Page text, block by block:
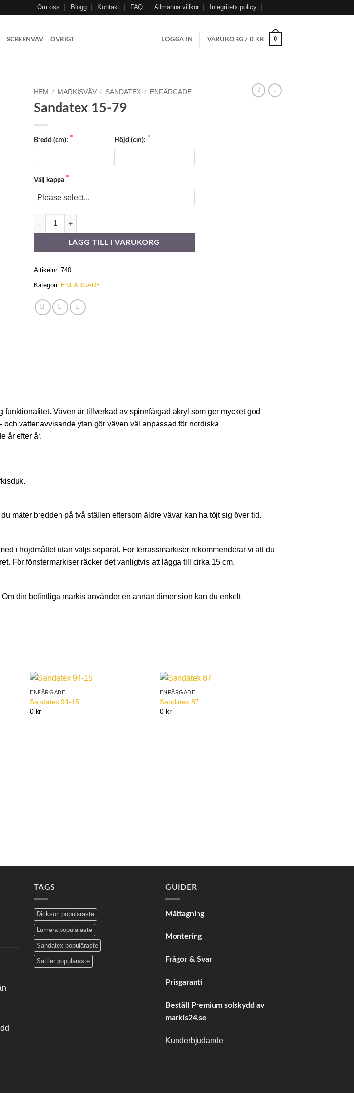
Om oss Blogg Kontakt FAQ Allmänna villkor Integritets policy
SCREENVÄV ÖVRIGT LOGGA IN VARUKORG / 0 KR 0
HEM / MARKISVÄV / SANDATEX / ENFÄRGADE
Sandatex 15-79
Bredd (cm): Höjd (cm):
Välj kappa
Sandatex 15-79 mängd
LÄGG TILL I VARUKORG
Artikelnr: 740
Kategori: ENFÄRGADE
Väven är tillverkad av spinnfärgad akryl som ger mycket god
vattenavvisande ytan gör väven väl anpassad för nordiska
år efter år.
mäter bredden på två ställen eftersom äldre vävar kan ha töjt sig över tid.
i höjdmåttet utan väljs separat. För terrassmarkiser rekommenderar vi att du
För fönstermarkiser räcker det vanligtvis att lägga till cirka 15 cm.
din befintliga markis använder en annan dimension kan du enkelt
ENFÄRGADE
Sandatex 94-15
0 kr
ENFÄRGADE
Sandatex 87
0 kr
TAGS
Dickson populäraste
Lumera populäraste
Sandatex populäraste
Sattler populäraste
GUIDER
Måttagning
Montering
Frågor & Svar
Prisgaranti
Beställ Premium solskydd av
markis24.se
Kunderbjudande